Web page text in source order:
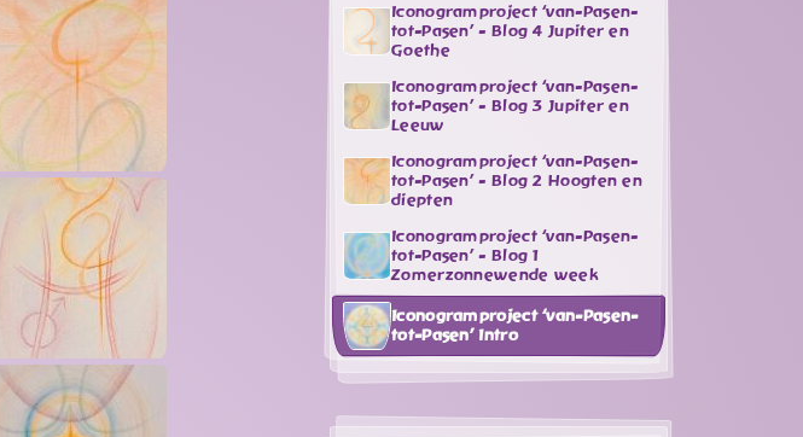
Iconogramproject ‘van-Pasen-
tot-Pasen’ - Blog 4 Jupiter en
Goethe
Iconogramproject ‘van-Pasen-
tot-Pasen’ - Blog 3 Jupiter en
Leeuw
Iconogramproject ‘van-Pasen-
tot-Pasen’ - Blog 2 Hoogten en
diepten
Iconogramproject ‘van-Pasen-
tot-Pasen’ - Blog 1
Zomerzonnewende week
Iconogramproject ‘van-Pasen-
tot-Pasen’ Intro